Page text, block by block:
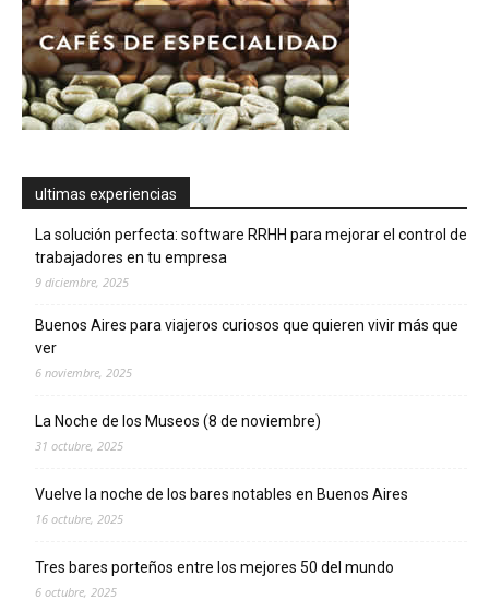
ultimas experiencias
La solución perfecta: software RRHH para mejorar el control de
trabajadores en tu empresa
9 diciembre, 2025
Buenos Aires para viajeros curiosos que quieren vivir más que
ver
6 noviembre, 2025
La Noche de los Museos (8 de noviembre)
31 octubre, 2025
Vuelve la noche de los bares notables en Buenos Aires
16 octubre, 2025
Tres bares porteños entre los mejores 50 del mundo
6 octubre, 2025